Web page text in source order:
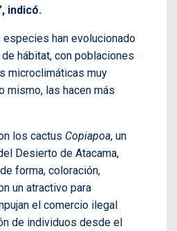
indicó.
especies han evolucionado
hábitat, con poblaciones
microclimáticas muy
mismo, las hacen más
los cactus Copiapoa, un
Desierto de Atacama,
forma, coloración,
un atractivo para
el comercio ilegal
de individuos desde el